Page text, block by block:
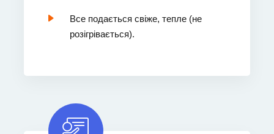
Все подається свіже, тепле (не
розігрівається).